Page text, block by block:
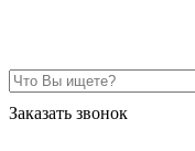
Заказать звонок